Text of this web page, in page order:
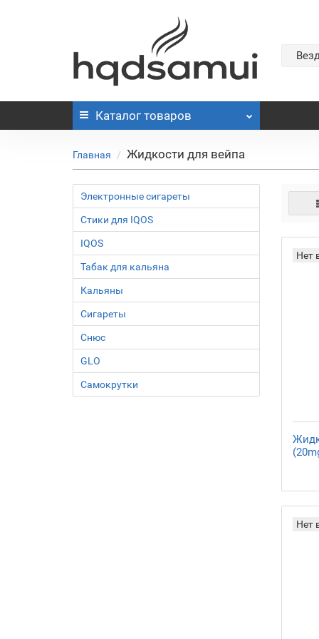
Каталог товаров
Главная Жидкости для вейпа
Электронные сигареты
Стики для IQOS
IQOS
Табак для кальяна
Кальяны
Сигареты
Снюс
GLO
Самокрутки
Нет
Нет